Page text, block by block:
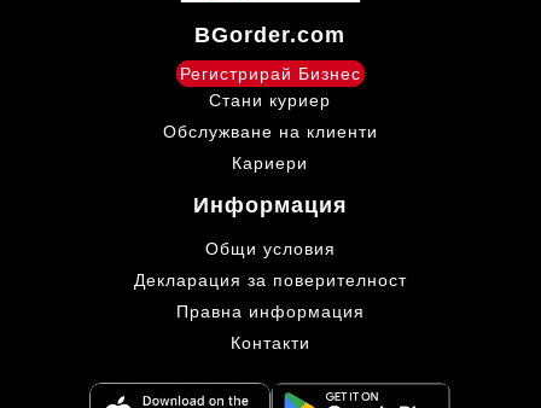
BGorder.com
Регистрирай Бизнес
Стани куриер
Обслужване на клиенти
Кариери
Информация
Общи условия
Декларация за поверителност
Правна информация
Контакти